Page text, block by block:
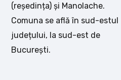
(reședința) și Manolache.
Comuna se află în sud-estul
județului, la sud-est de
București.